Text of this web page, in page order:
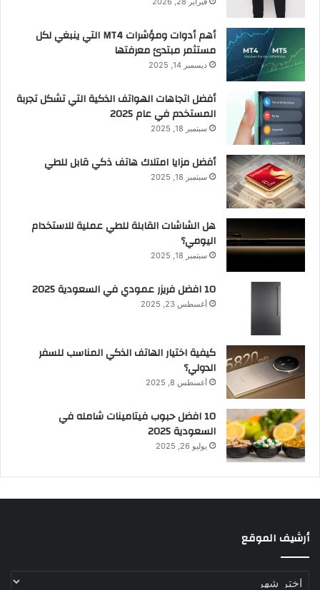
أهم أدوات ومؤشرات MT4 التي ينبغي لكل
مستثمر مبتدئ معرفتها
ديسمبر 14, 2025
أفضل اتجاهات الهواتف الذكية التي تشكل تجربة
المستخدم في عام 2025
سبتمبر 18, 2025
أفضل مزايا امتلاك هاتف ذكي قابل للطي
سبتمبر 18, 2025
هل الشاشات القابلة للطي عملية للاستخدام
اليومي؟
سبتمبر 18, 2025
10 افضل فريزر عمودي​ في السعودية​ 2025
أغسطس 23, 2025
كيفية اختيار الهاتف الذكي المناسب للسفر
الدولي؟
أغسطس 8, 2025
10 افضل حبوب فيتامينات شامله​ في
السعودية 2025
يوليو 26, 2025
أرشيف الموقع
أرشيف